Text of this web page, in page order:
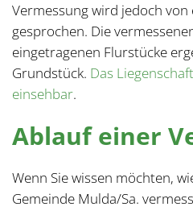
Vermessung wird jedoch
gesprochen. Die
eingetragenen Flurstücke
Grundstück. Das
einsehbar.
Ablauf einer
Wenn Sie wissen möchten,
Gemeinde Mulda/Sa.